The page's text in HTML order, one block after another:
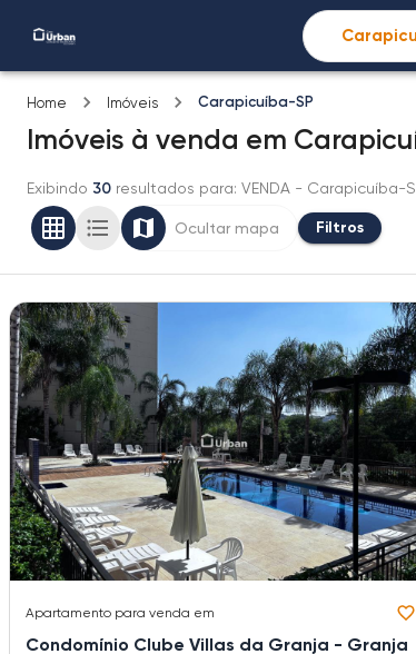
Home Imóveis Carapicuíba-SP
Imóveis à venda em
Exibindo 30 resultados para: VENDA - Carapicuíba-
Ocultar mapa Filtros
Apartamento para venda em
Condomínio Clube Villas da Granja - Granja